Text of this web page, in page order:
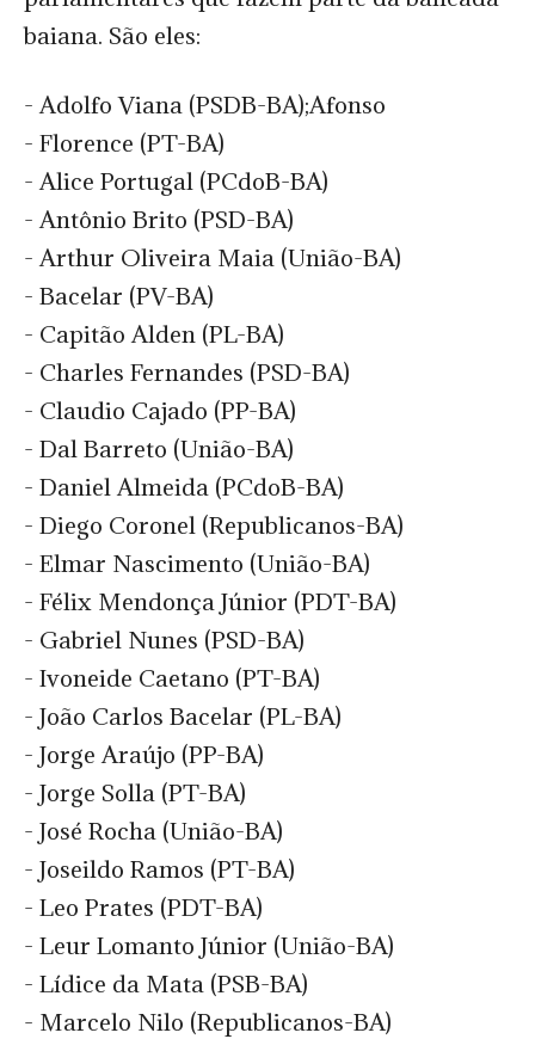
baiana. São eles:
- Adolfo Viana (PSDB-BA);Afonso
- Florence (PT-BA)
- Alice Portugal (PCdoB-BA)
- Antônio Brito (PSD-BA)
- Arthur Oliveira Maia (União-BA)
- Bacelar (PV-BA)
- Capitão Alden (PL-BA)
- Charles Fernandes (PSD-BA)
- Claudio Cajado (PP-BA)
- Dal Barreto (União-BA)
- Daniel Almeida (PCdoB-BA)
- Diego Coronel (Republicanos-BA)
- Elmar Nascimento (União-BA)
- Félix Mendonça Júnior (PDT-BA)
- Gabriel Nunes (PSD-BA)
- Ivoneide Caetano (PT-BA)
- João Carlos Bacelar (PL-BA)
- Jorge Araújo (PP-BA)
- Jorge Solla (PT-BA)
- José Rocha (União-BA)
- Joseildo Ramos (PT-BA)
- Leo Prates (PDT-BA)
- Leur Lomanto Júnior (União-BA)
- Lídice da Mata (PSB-BA)
- Marcelo Nilo (Republicanos-BA)